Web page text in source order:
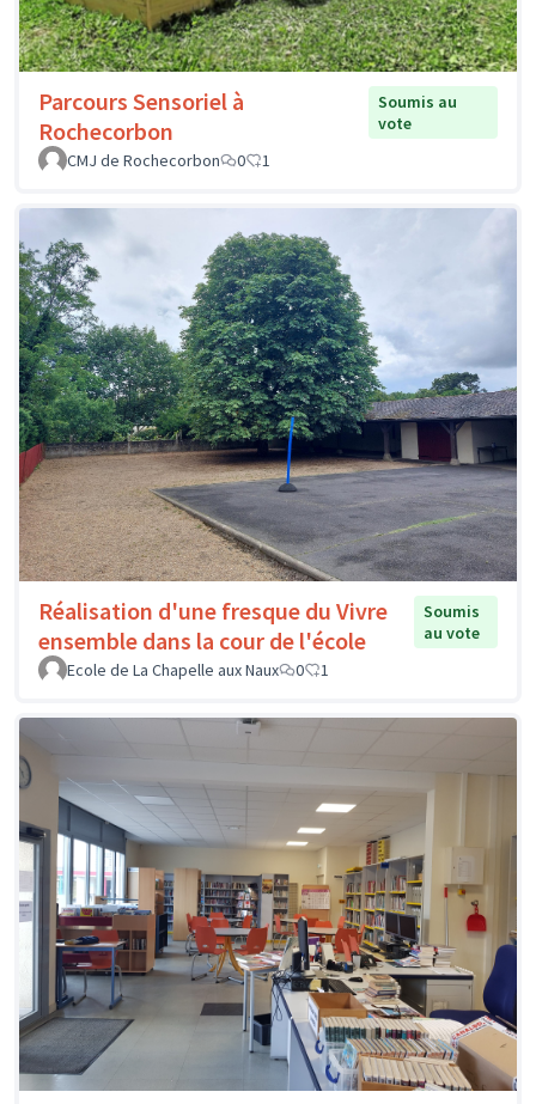
Parcours Sensoriel à
Rochecorbon
Soumis au
vote
CMJ de Rochecorbon
0 1
Réalisation d'une fresque du Vivre
ensemble dans la cour de l'école
Soumis
au vote
Ecole de La Chapelle aux Naux
0 1